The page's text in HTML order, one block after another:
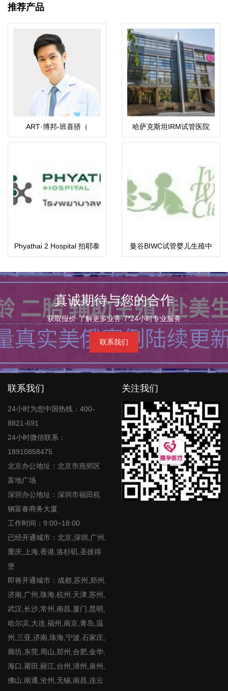
推荐产品
ART·博邦-班喜骄（
Pokpong Pansrikaew）
哈萨克斯坦IRM试管医院
Phyathai 2 Hospital 拍耶泰
2医院
曼谷BIWC试管婴儿生殖中
心
真诚期待与您的合作
获取报价·了解更多业务·7*24小时专业服务
联系我们
联系我们
24小时为您中国热线：400-
8821-691
24小时微信联系：
18910858475
北京办公地址：北京市燕郊区
富地广场
深圳办公地址：深圳市福田杭
钢富春商务大厦
工作时间：9:00~18:00
已经开通城市：北京,深圳,广州,
重庆,上海,香港,洛杉矶,圣彼得
堡
即将开通城市：成都,苏州,郑州,
济南,广州,珠海,杭州,天津,苏州,
武汉,长沙,常州,南昌,厦门,昆明,
哈尔滨,大连,福州,南京,青岛,温
州,三亚,济南,珠海,宁波,石家庄,
廊坊,东莞,周山,郑州,合肥,金华,
海口,莆田,丽江,台州,漳州,泉州,
佛山,南通,沧州,无锡,南昌,连云
关注我们